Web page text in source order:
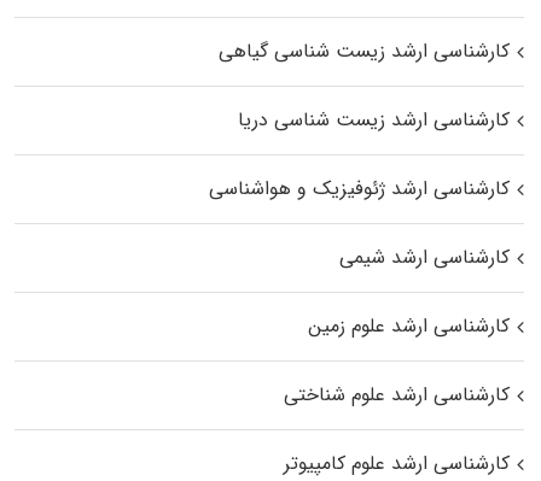
کارشناسی ارشد زیست‌ شناسی گیاهی
کارشناسی ارشد زیست‌ شناسی دریا
کارشناسی ارشد ژئوفیزیک و هواشناسی
کارشناسی ارشد شیمی
کارشناسی ارشد علوم زمین
کارشناسی ارشد علوم شناختی
کارشناسی ارشد علوم کامپیوتر